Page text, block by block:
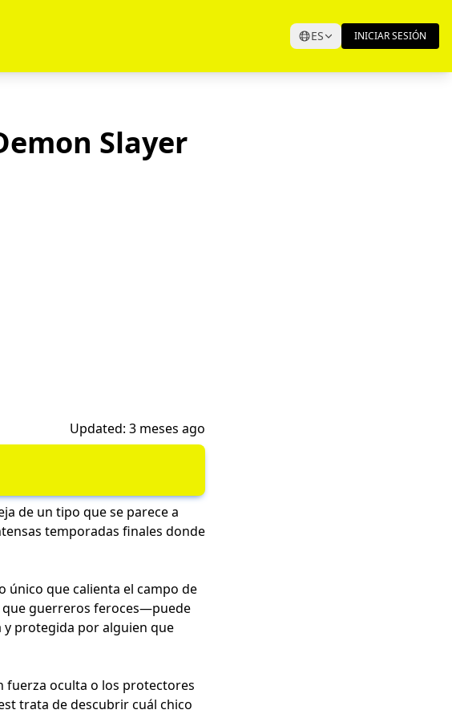
ES INICIAR SESIÓN
Slayer
Updated: 3 meses ago
de un tipo que se parece a
temporadas finales donde
único que calienta el campo de
guerreros feroces—puede
y protegida por alguien que
fuerza oculta o los protectores
trata de descubrir cuál chico